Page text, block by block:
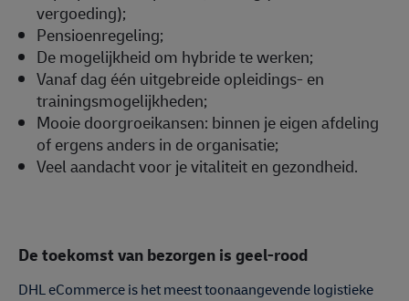
vergoeding);
Pensioenregeling;
De mogelijkheid om hybride te werken;
Vanaf dag één uitgebreide opleidings- en
trainingsmogelijkheden;
Mooie doorgroeikansen: binnen je eigen afdeling
of ergens anders in de organisatie;
Veel aandacht voor je vitaliteit en gezondheid.
De toekomst van bezorgen is geel-rood
DHL eCommerce is het meest toonaangevende logistieke